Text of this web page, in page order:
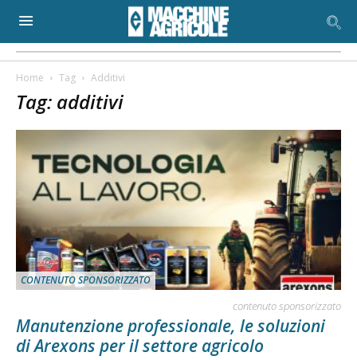
Home Tag Additivi
Tag: additivi
CONTENUTO SPONSORIZZATO
contenuto sponsorizzato
Manutenzione professionale, le soluzioni
di Arexons per il settore agricolo